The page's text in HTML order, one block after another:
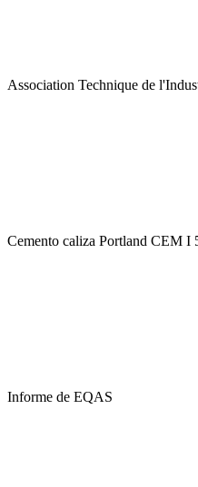
Association Technique de
Cemento caliza Portland CEM I
Informe de EQAS